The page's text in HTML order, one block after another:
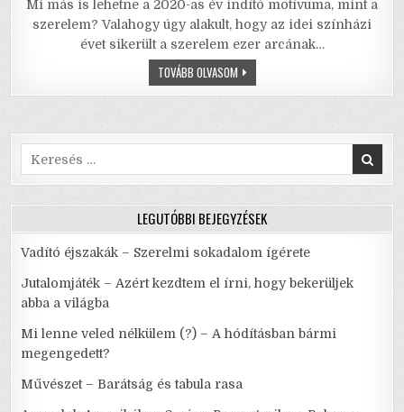
c
e
o
o
it
te
r
ai
l
ai
l
at
s
p
p
ar
e
Mi más is lehetne a 2020-as év indító motívuma, mint a
szerelem? Valahogy úgy alakult, hogy az idei színházi
évet sikerült a szerelem ezer arcának…
TOVÁBB OLVASOMLEGÉNYLAKÁS
–
ITT
A
CSALÓDÁSTÓL!
Search
for:
LEGUTÓBBI BEJEGYZÉSEK
Vadító éjszakák – Szerelmi sokadalom ígérete
Jutalomjáték – Azért kezdtem el írni, hogy bekerüljek
abba a világba
Mi lenne veled nélkülem (?) – A hódításban bármi
megengedett?
Művészet – Barátság és tabula rasa